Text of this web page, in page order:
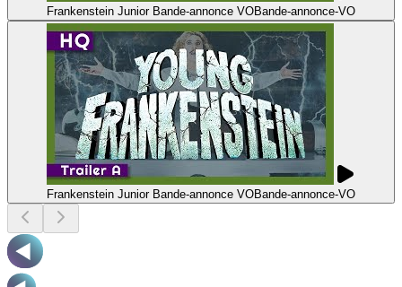
Frankenstein Junior Bande-annonce VOBande-annonce-VO
Frankenstein Junior Bande-annonce VOBande-annonce-VO